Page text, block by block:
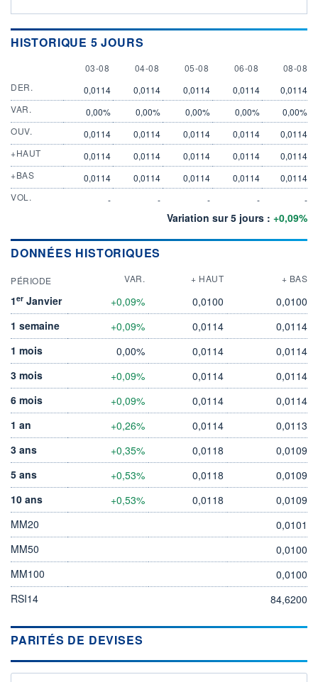
HISTORIQUE 5 JOURS
3 AUGUST
03-08 4 AUGUST
04-08 5 AUGUST
05-08 6 AUGUST
06-08 8
08-08
DER.
0,0114 0,0114 0,0114 0,0114
0,0114
VAR.
0,00% 0,00% 0,00% 0,00%
0,00%
OUV.
0,0114 0,0114 0,0114 0,0114
0,0114
+HAUT
0,0114 0,0114 0,0114 0,0114
0,0114
+BAS
0,0114 0,0114 0,0114 0,0114
0,0114
VOL.
- - - - -
Variation sur 5 jours : +0,09%
DONNÉES HISTORIQUES
PÉRIODE VAR. + HAUT + BAS
1er Janvier +0,09% 0,0100
0,0100
1 semaine
+0,09% 0,0114
0,0114
1 mois
0,00% 0,0114
0,0114
3 mois
+0,09% 0,0114
0,0114
6 mois
+0,09% 0,0114
0,0114
1 an
+0,26% 0,0114
0,0113
3 ans
+0,35% 0,0118
0,0109
5 ans
+0,53% 0,0118
0,0109
10 ans
+0,53% 0,0118
0,0109
MM20
0,0101
MM50
0,0100
MM100
0,0100
RSI14
84,6200
PARITÉS DE DEVISES